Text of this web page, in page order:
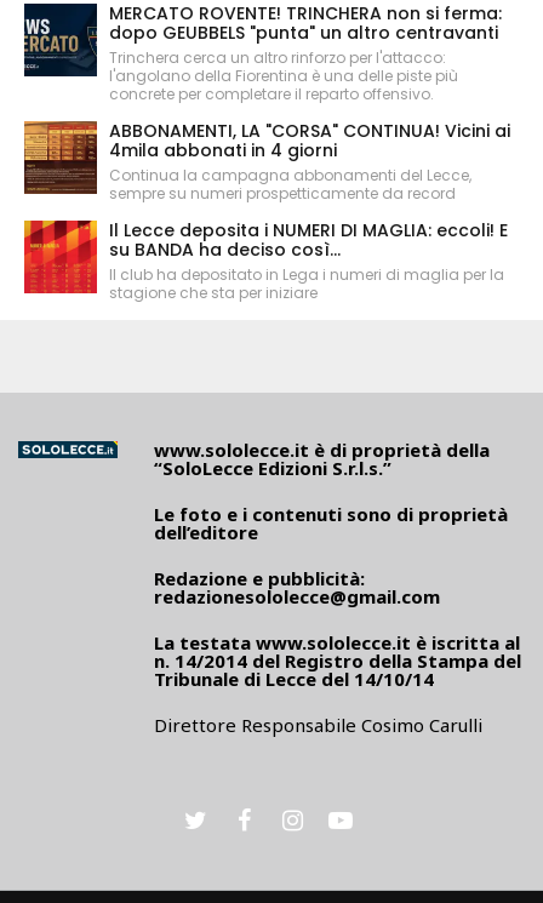
MERCATO ROVENTE! TRINCHERA non si ferma:
dopo GEUBBELS "punta" un altro centravanti
Trinchera cerca un altro rinforzo per l'attacco:
l'angolano della Fiorentina è una delle piste più
concrete per completare il reparto offensivo.
ABBONAMENTI, LA "CORSA" CONTINUA! Vicini ai
4mila abbonati in 4 giorni
Continua la campagna abbonamenti del Lecce,
sempre su numeri prospetticamente da record
Il Lecce deposita i NUMERI DI MAGLIA: eccoli! E
su BANDA ha deciso così...
Il club ha depositato in Lega i numeri di maglia per la
stagione che sta per iniziare
www.sololecce.it è di proprietà della
“SoloLecce Edizioni S.r.l.s.”
Le foto e i contenuti sono di proprietà
dell’editore
Redazione e pubblicità:
redazionesololecce@gmail.com
La testata www.sololecce.it è iscritta al
n. 14/2014 del Registro della Stampa del
Tribunale di Lecce del 14/10/14
Direttore Responsabile Cosimo Carulli